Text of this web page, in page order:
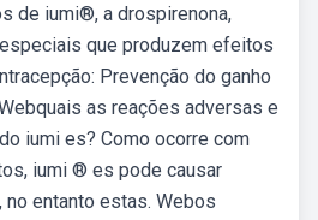
de iumi®, a drospirenona,
que produzem efeitos
Prevenção do ganho
as reações adversas e
iumi es? Como ocorre com
iumi ® es pode causar
entanto estas. Webos